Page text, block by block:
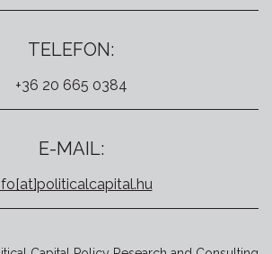
TELEFON:
+36 20 665 0384
E-MAIL: